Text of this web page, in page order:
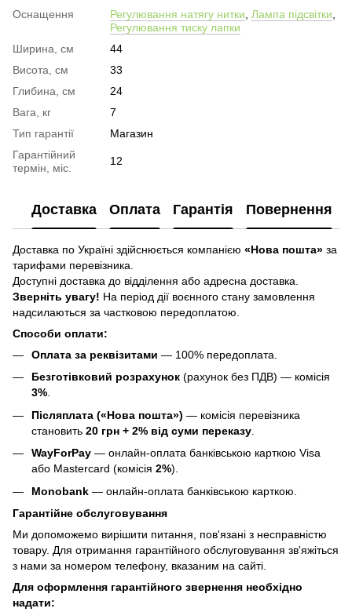
Оснащення Регулювання натягу нитки Лампа підсвітки
Регулювання тиску лапки
Ширина, см
44
Висота, см
33
Глибина, см
24
Вага, кг
7
Тип гарантії
Магазин
Гарантійний
термін, міс.
12
Доставка Оплата Гарантія Повернення
Доставка по Україні здійснюється компанією «Нова пошта» за
тарифами перевізника.
Доступні доставка до відділення або адресна доставка.
Зверніть увагу! На період дії воєнного стану замовлення
надсилаються за частковою передоплатою.
Способи оплати:
Оплата за реквізитами — 100% передоплата.
Безготівковий розрахунок (рахунок без ПДВ) — комісія
3%.
Післяплата («Нова пошта») — комісія перевізника
становить 20 грн + 2% від суми переказу
WayForPay — онлайн-оплата банківською карткою Visa
або Mastercard (комісія 2%).
Monobank — онлайн-оплата банківською карткою.
Гарантійне обслуговування
Ми допоможемо вирішити питання, пов'язані з несправністю
товару. Для отримання гарантійного обслуговування зв'яжіться
з нами за номером телефону, вказаним на сайті.
Для оформлення гарантійного звернення необхідно
надати: